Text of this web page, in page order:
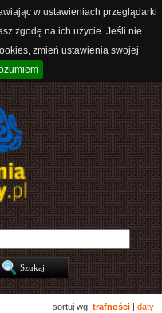
w ustawieniach przeglądarki
zgodę na ich użycie. Jeśli nie
zmień ustawienia swojej
sortuj wg: trafności daty